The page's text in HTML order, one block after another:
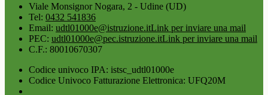
Viale Monsignor Nogara, 2 - Udine (UD)
Tel: 0432 541836
Email: udtl01000e@istruzione.itLink per inviare una mail
PEC: udtl01000e@pec.istruzione.itLink per inviare una mail
C.F.: 80010670307
Codice univoco IPA: istsc_udtl01000e
Codice Univoco Fatturazione Elettronica: UFQ20M